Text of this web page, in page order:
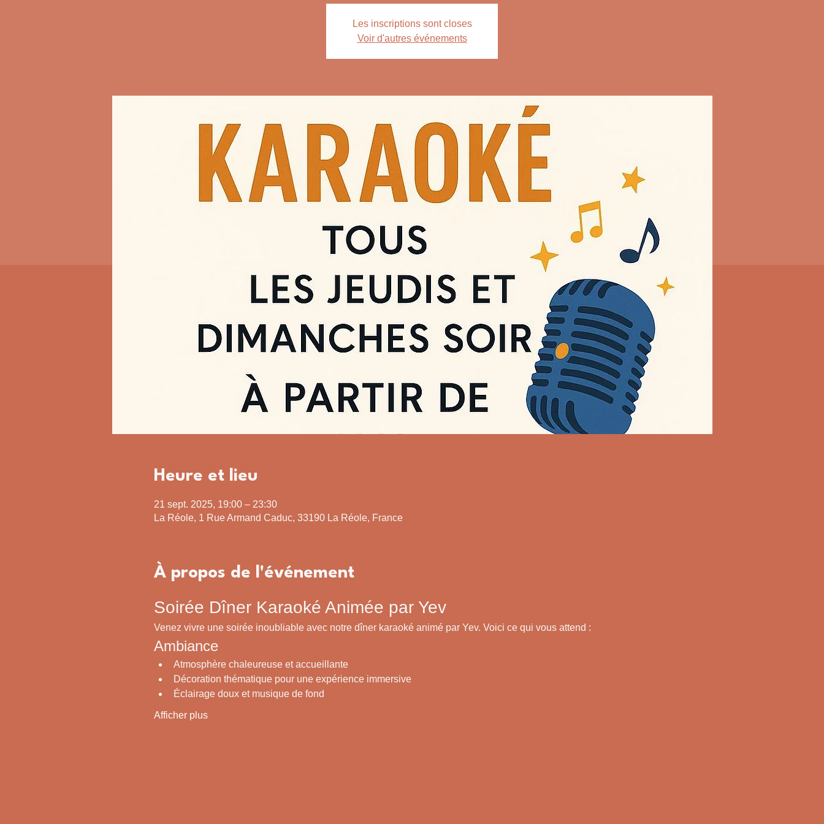
Les inscriptions sont closes
Voir d'autres événements
Heure et lieu
21 sept. 2025, 19:00 – 23:30
La Réole, 1 Rue Armand Caduc, 33190 La Réole, France
À propos de l'événement
Soirée Dîner Karaoké Animée par Yev
Venez vivre une soirée inoubliable avec notre dîner karaoké animé par Yev. Voici ce qui vous attend :
Ambiance
Atmosphère chaleureuse et accueillante
Décoration thématique pour une expérience immersive
Éclairage doux et musique de fond
Afficher plus